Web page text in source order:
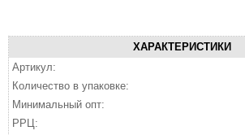
ХАРАКТЕРИСТИКИ
Артикул:
Количество в упаковке:
Минимальный опт:
РРЦ: